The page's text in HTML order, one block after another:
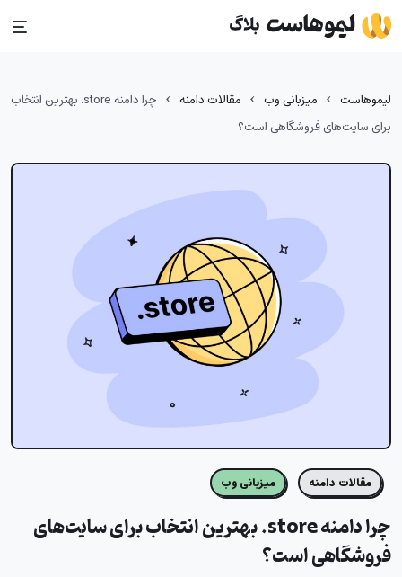
Skip
to
لیموهاست › میزبانی وب › مقالات دامنه ›
چرا دامنه store. بهترین انتخاب
برای سایت‌های فروشگاهی است؟
مقالات دامنه میزبانی وب
چرا دامنه store. بهترین انتخاب برای سایت‌های
فروشگاهی است؟